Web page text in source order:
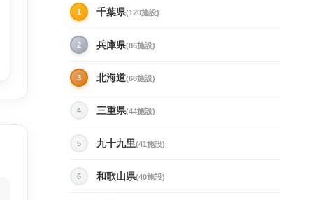
1 千葉県(120施設)
2 兵庫県(86施設)
3 北海道(68施設)
4 三重県(44施設)
5 九十九里(41施設)
6 和歌山県(40施設)